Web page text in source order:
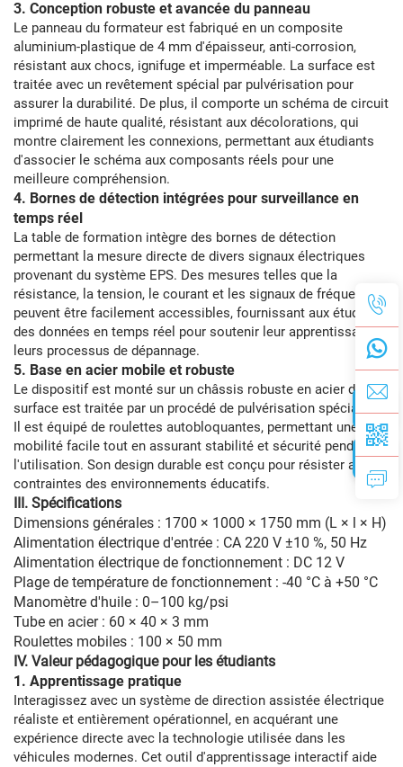
3. Conception robuste et avancée du panneau
Le panneau du formateur est fabriqué en un composite
aluminium-plastique de 4 mm d'épaisseur, anti-corrosion,
résistant aux chocs, ignifuge et imperméable. La surface est
traitée avec un revêtement spécial par pulvérisation pour
assurer la durabilité. De plus, il comporte un schéma de circuit
imprimé de haute qualité, résistant aux décolorations, qui
montre clairement les connexions, permettant aux étudiants
d'associer le schéma aux composants réels pour une
meilleure compréhension.
4. Bornes de détection intégrées pour surveillance en
temps réel
La table de formation intègre des bornes de détection
permettant la mesure directe de divers signaux électriques
provenant du système EPS. Des mesures telles que la
résistance, la tension, le courant et les signaux de fréquence
peuvent être facilement accessibles, fournissant aux étudiants
des données en temps réel pour soutenir leur apprentissage et
leurs processus de dépannage.
5. Base en acier mobile et robuste
Le dispositif est monté sur un châssis robuste en acier dont la
surface est traitée par un procédé de pulvérisation spécialisé.
Il est équipé de roulettes autobloquantes, permettant une
mobilité facile tout en assurant stabilité et sécurité pendant
l'utilisation. Son design durable est conçu pour résister aux
contraintes des environnements éducatifs.
III. Spécifications
Dimensions générales : 1700 × 1000 × 1750 mm (L × l × H)
Alimentation électrique d'entrée : CA 220 V ±10 %, 50 Hz
Alimentation électrique de fonctionnement : DC 12 V
Plage de température de fonctionnement : -40 °C à +50 °C
Manomètre d'huile : 0–100 kg/psi
Tube en acier : 60 × 40 × 3 mm
Roulettes mobiles : 100 × 50 mm
IV. Valeur pédagogique pour les étudiants
1. Apprentissage pratique
Interagissez avec un système de direction assistée électrique
réaliste et entièrement opérationnel, en acquérant une
expérience directe avec la technologie utilisée dans les
véhicules modernes. Cet outil d'apprentissage interactif aide